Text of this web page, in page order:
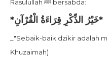
Rasulullah ﷺ bersabda:
*خَيْرُ الذِّكْرِ قِرَاءَةُ الْقُرْآنِ*
_"Sebaik-baik dzikir adalah
Khuzaimah)